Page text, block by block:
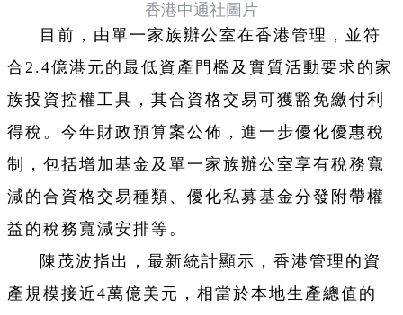
香港中通社圖片
目前，由單一家族辦公室在香港管理，並符
合2.4億港元的最低資產門檻及實質活動要求的家
族投資控權工具，其合資格交易可獲豁免繳付利
得稅。今年財政預算案公佈，進一步優化優惠稅
制，包括增加基金及單一家族辦公室享有稅務寬
減的合資格交易種類、優化私募基金分發附帶權
益的稅務寬減安排等。
陳茂波指出，最新統計顯示，香港管理的資
產規模接近4萬億美元，相當於本地生產總值的